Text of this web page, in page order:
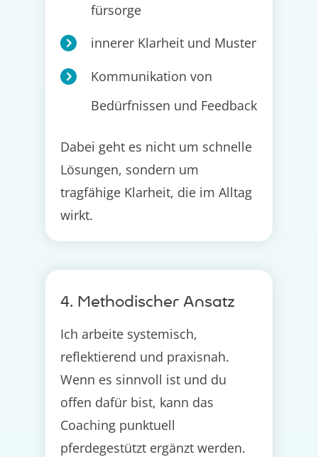
fürsorge
innerer Klarheit und Muster
Kommunikation von
Bedürfnissen und Feedback
Dabei geht es nicht um schnelle
Lösungen, sondern um
tragfähige Klarheit, die im Alltag
wirkt.
4. Methodischer Ansatz
Ich arbeite systemisch,
reflektierend und praxisnah.
Wenn es sinnvoll ist und du
offen dafür bist, kann das
Coaching punktuell
pferdegestützt ergänzt werden.